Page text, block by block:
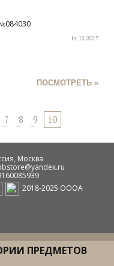
ПРЕДМЕТОВ
14.12.2017
ПОСМОТРЕТЬ »
7 8 9 10
Москва
2018-2025 ОООА